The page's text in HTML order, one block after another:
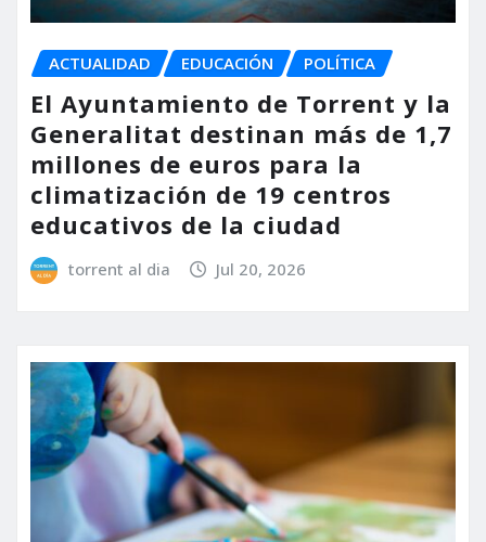
ACTUALIDAD EDUCACIÓN POLÍTICA
El Ayuntamiento de Torrent y la
Generalitat destinan más de 1,7
millones de euros para la
climatización de 19 centros
educativos de la ciudad
torrent al dia Jul 20, 2026